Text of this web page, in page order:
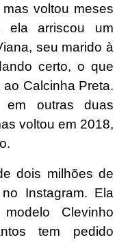
voltou meses
ela arriscou um
seu marido à
certo, o que
Calcinha Preta.
em outras duas
voltou em 2018,
dois milhões de
Instagram. Ela
Clevinho
tem pedido